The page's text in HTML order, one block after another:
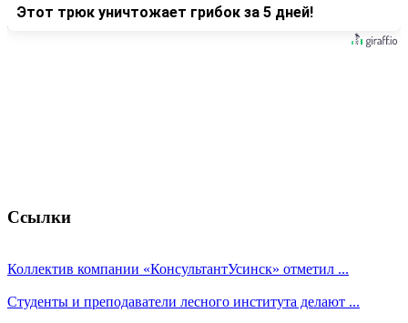
Этот трюк уничтожает грибок за 5 дней!
Ссылки
Коллектив компании «КонсультантУсинск» отметил ...
Студенты и преподаватели лесного института делают ...